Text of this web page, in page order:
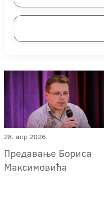
28. апр 2026.
Предавање Бориса
Максимовића